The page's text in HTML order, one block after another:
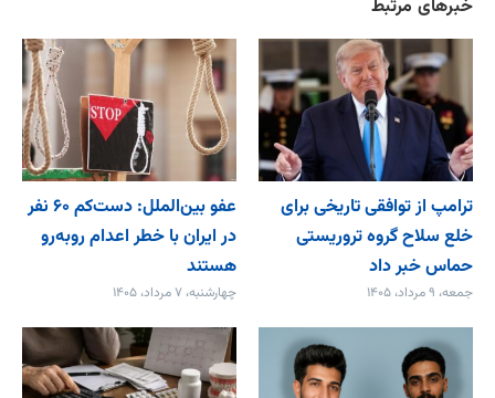
خبرهای مرتبط
ترامپ از توافقی تاریخی برای
خلع ‌سلاح گروه تروریستی
حماس خبر داد
جمعه، ۹ مرداد، ۱۴۰۵
عفو بین‌الملل: دست‌کم ۶۰ نفر
در ایران با خطر اعدام روبه‌رو
هستند
چهارشنبه، ۷ مرداد، ۱۴۰۵